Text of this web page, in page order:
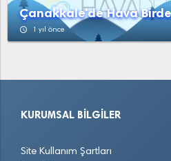
Çanakkale'de Hava
access_time 1 yıl önce
KURUMSAL BILGILER
Site Kullanım Şartları